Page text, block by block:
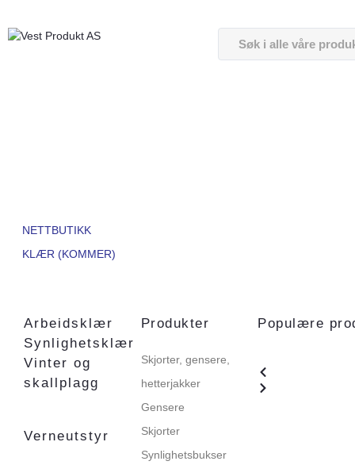
NETTBUTIKK
KLÆR (KOMMER)
Arbeidsklær
Synlighetsklær
Vinter og
skallplagg
Verneutstyr
Produkter
Skjorter, gensere,
hetterjakker
Gensere
Skjorter
Synlighetsbukser
Populære